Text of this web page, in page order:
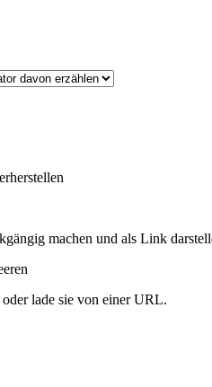
machen und als Link
lade sie von einer URL.